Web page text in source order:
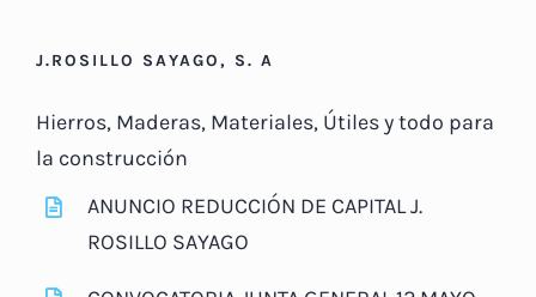
J.ROSILLO SAYAGO, S. A
Hierros, Maderas, Materiales, Útiles y todo para
la construcción
ANUNCIO REDUCCIÓN DE CAPITAL J.
ROSILLO SAYAGO